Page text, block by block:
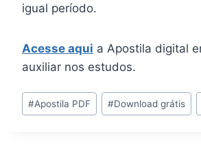
igual período.
Acesse aqui a Apostila digital
auxiliar nos estudos.
Tags
do
#Apostila PDF #Download grátis